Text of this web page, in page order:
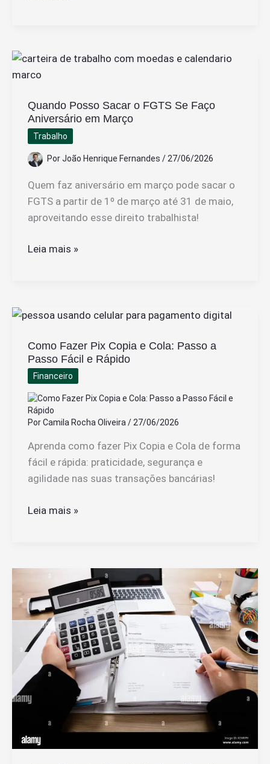
do
Caixa
Fácil
e
Rápido
Quando Posso Sacar o FGTS Se Faço
Aniversário em Março
Trabalho
PorJoão Henrique Fernandes /27/06/2026
Quem faz aniversário em março pode sacar o
FGTS a partir de 1º de março até 31 de maio,
aproveitando esse direito trabalhista!
Quando
FGTS
Faço
Aniversário
em
Março
Leia mais »
Como Fazer Pix Copia e Cola: Passo a
Passo Fácil e Rápido
Financeiro
PorCamila Rocha Oliveira / 27/06/2026
Aprenda como fazer Pix Copia e Cola de forma
fácil e rápida: praticidade, segurança e
agilidade nas suas transações bancárias!
Como
Cola:
Passo
a
Passo
Fácil
Leia mais »